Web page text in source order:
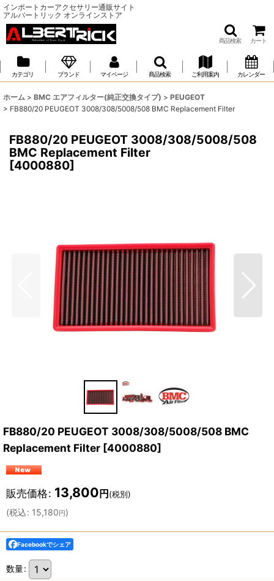
インポートカーアクセサリー通販サイト
アルバートリック オンラインストア
商品検索 カート
カテゴリ ブランド マイページ 商品検索 ご利用案内 カレンダー
ホーム > BMC エアフィルター(純正交換タイプ) > PEUGEOT
> FB880/20 PEUGEOT 3008/308/5008/508 BMC Replacement Filter
FB880/20 PEUGEOT 3008/308/5008/508
BMC Replacement Filter
[4000880]
FB880/20 PEUGEOT 3008/308/5008/508 BMC
Replacement Filter [4000880]
販売価格: 13,800 円 (税別)
(税込: 15,180円)
Facebookでシェア
数量: